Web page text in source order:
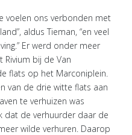
voelen ons verbonden met
aldus Tieman, “en veel
Er werd onder meer
Rivium bij de Van
flats op het Marconiplein.
van de drie witte flats aan
te verhuizen was
dat de verhuurder daar de
wilde verhuren. Daarop